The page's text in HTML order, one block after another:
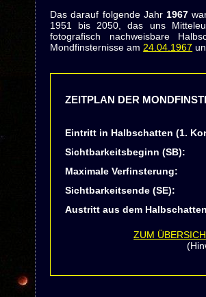
Das darauf folgende Jahr 1967
1951 bis 2050, das uns
fotografisch nachweisbare
Mondfinsternisse am 24.04.1967
ZEITPLAN DER
Eintritt in Halbschatten (1.
Sichtbarkeitsbeginn (SB):
Maximale Verfinsterung:
Sichtbarkeitsende (SE):
Austritt aus dem
ZUM